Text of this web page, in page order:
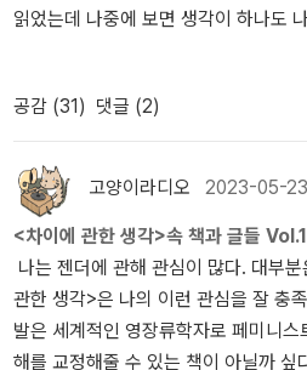
읽었는데 나중에 보면 생각이 하나도
대한 리뷰를 쓰다 보니 권수를 더하지
싶지만, 어쨌건 읽은 책은 나중에라도
는 읽은 리스트만 남겨 놓는다. 이 외에도 서물당 미술문고 <클레>와
<미로>를 읽었다. 검색이 되지 않아
을 읽었다. 이 중 최고는 <히스토리에
고 있었다가 갑자기 생각나서 알라딘
구매해서 2번 읽었다. 역시 명불허전!
제 막 서막이 올랐을 뿐. 이 작품도 <베
다가 사망할 듯하다. 그리고 자우메
공감 (31) 댓글 (2)
고양이라디오 2023-05-23
<차이에 관한 생각>속 책과 글들 Vol.1
나는 젠더에 관해 관심이 많다. 대부
관한 생각>은 나의 이런 관심을 잘 충
발은 세계적인 영장류학자로 페미니
해를 교정해줄 수 있는 책이 아닐까 싶